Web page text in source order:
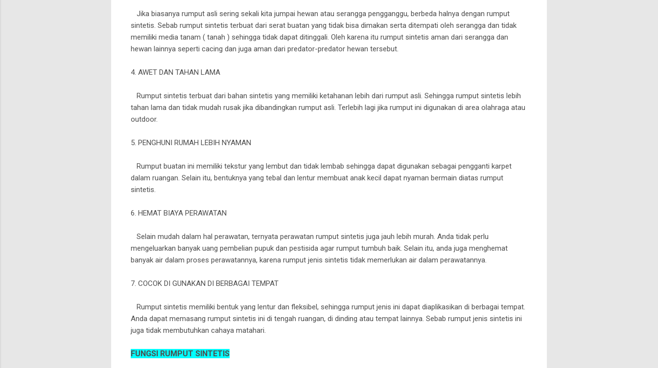
Jika biasanya rumput asli sering sekali kita jumpai hewan atau serangga pengganggu, berbeda halnya dengan rumput
sintetis. Sebab rumput sintetis terbuat dari serat buatan yang tidak bisa dimakan serta ditempati oleh serangga dan tidak
memiliki media tanam ( tanah ) sehingga tidak dapat ditinggali. Oleh karena itu rumput sintetis aman dari serangga dan
hewan lainnya seperti cacing dan juga aman dari predator-predator hewan tersebut.
4. AWET DAN TAHAN LAMA
Rumput sintetis terbuat dari bahan sintetis yang memiliki ketahanan lebih dari rumput asli. Sehingga rumput sintetis lebih
tahan lama dan tidak mudah rusak jika dibandingkan rumput asli. Terlebih lagi jika rumput ini digunakan di area olahraga atau
outdoor.
5. PENGHUNI RUMAH LEBIH NYAMAN
Rumput buatan ini memiliki tekstur yang lembut dan tidak lembab sehingga dapat digunakan sebagai pengganti karpet
dalam ruangan. Selain itu, bentuknya yang tebal dan lentur membuat anak kecil dapat nyaman bermain diatas rumput
sintetis.
6. HEMAT BIAYA PERAWATAN
Selain mudah dalam hal perawatan, ternyata perawatan rumput sintetis juga jauh lebih murah. Anda tidak perlu
mengeluarkan banyak uang pembelian pupuk dan pestisida agar rumput tumbuh baik. Selain itu, anda juga menghemat
banyak air dalam proses perawatannya, karena rumput jenis sintetis tidak memerlukan air dalam perawatannya.
7. COCOK DI GUNAKAN DI BERBAGAI TEMPAT
Rumput sintetis memiliki bentuk yang lentur dan fleksibel, sehingga rumput jenis ini dapat diaplikasikan di berbagai tempat.
Anda dapat memasang rumput sintetis ini di tengah ruangan, di dinding atau tempat lainnya. Sebab rumput jenis sintetis ini
juga tidak membutuhkan cahaya matahari.
FUNGSI RUMPUT SINTETIS